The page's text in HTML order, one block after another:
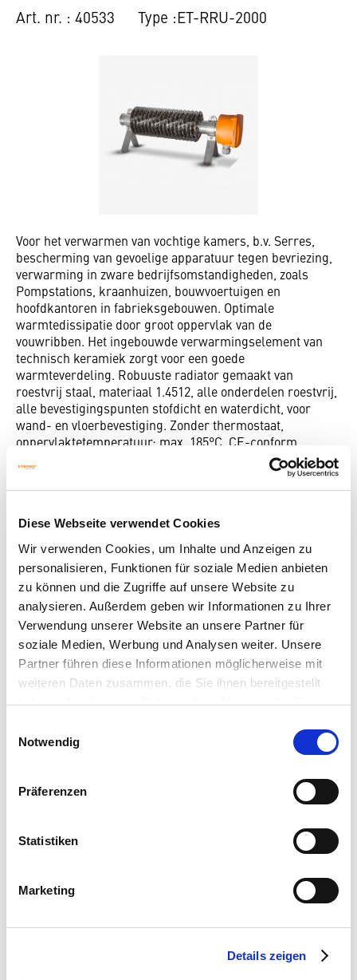
Diese Webseite verwendet Cookies
Wir verwenden Cookies, um Inhalte und Anzeigen zu
personalisieren, Funktionen für soziale Medien anbieten
zu können und die Zugriffe auf unsere Website zu
analysieren. Außerdem geben wir Informationen zu Ihrer
Verwendung unserer Website an unsere Partner für
soziale Medien, Werbung und Analysen weiter. Unsere
Partner führen diese Informationen möglicherweise mit
weiteren Daten zusammen, die Sie ihnen bereitgestellt
haben oder die sie im Rahmen Ihrer Nutzung der Dienste
Notwendig
Präferenzen
Statistiken
Marketing
Details zeigen
Art. nr. : 40533 Type :ET-RRU-2000
Voor het verwarmen van vochtige kamers, b.v. Serres,
bescherming van gevoelige apparatuur tegen bevriezing,
verwarming in zware bedrijfsomstandigheden, zoals
Pompstations, kraanhuizen, bouwvoertuigen en
hoofdkantoren in fabrieksgebouwen. Optimale
warmtedissipatie door groot oppervlak van de
vouwribben. Het ingebouwde verwarmingselement van
technisch keramiek zorgt voor een goede
warmteverdeling. Robuuste radiator gemaakt van
roestvrij staal, materiaal 1.4512, alle onderdelen roestvrij,
alle bevestigingspunten stofdicht en waterdicht, voor
wand- en vloerbevestiging. Zonder thermostaat,
oppervlaktetemperatuur: max. 185°C, CE-conform,
certificering: KEMA-KEUR, beschermingsklasse: IP66/67,
aansluiting: vaste aansluiting of dmv stekkerklaar.
TECHNISCHE GEGEVENS ETIM-9.0
Vermogen 2000 W
Doorsnede van
ribben
120 mm
Spanning 230 V
Hoogte 184 mm
Breedte
installatie-instructies